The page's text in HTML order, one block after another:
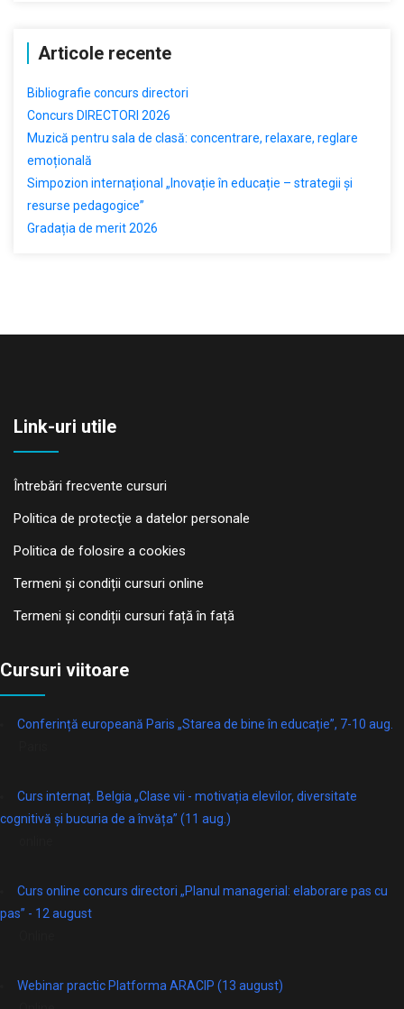
Articole recente
Bibliografie concurs directori
Concurs DIRECTORI 2026
Muzică pentru sala de clasă: concentrare, relaxare, reglare
emoțională
Simpozion internațional „Inovație în educație – strategii și
resurse pedagogice”
Gradația de merit 2026
Link-uri utile
Întrebări frecvente cursuri
Politica de protecţie a datelor personale
Politica de folosire a cookies
Termeni și condiții cursuri online
Termeni și condiții cursuri față în față
Cursuri viitoare
Conferință europeană Paris „Starea de bine în educație”, 7-10 aug.
Curs internaț. Belgia „Clase vii - motivația elevilor, diversitate
cognitivă și bucuria de a învăța” (11 aug.)
Curs online concurs directori „Planul managerial: elaborare pas cu
pas” - 12 august
Webinar practic Platforma ARACIP (13 august)